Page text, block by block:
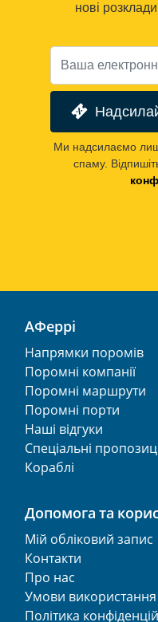
нові розклади
Ми надсилаємо
спаму.
АФеррі
Напрямки поромів
Поромні компанії
Поромні маршрути
Поромні порти
Наші відгуки
Спеціальні
Кораблі
Допомога та
Мій обліковий запис
Контакти
Про нас
Умови використання
Політика